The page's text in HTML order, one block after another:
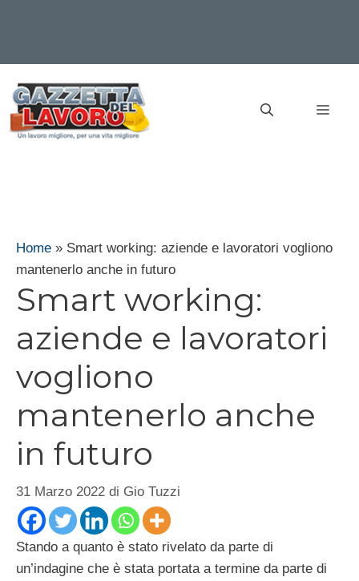
contenuto
Home » Smart working: aziende e lavoratori vogliono
mantenerlo anche in futuro
Smart working:
aziende e lavoratori
vogliono
mantenerlo anche
in futuro
31 Marzo 2022 di Gio Tuzzi
Stando a quanto è stato rivelato da parte di
un’indagine che è stata portata a termine da parte di